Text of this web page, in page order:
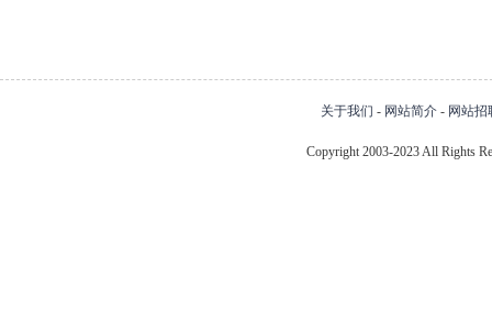
关于我们 - 网站简介 - 网站招
Copyright 2003-2023 All Rights